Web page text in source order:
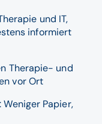
und IT,
informiert
Therapie- und
vor Ort
Papier,